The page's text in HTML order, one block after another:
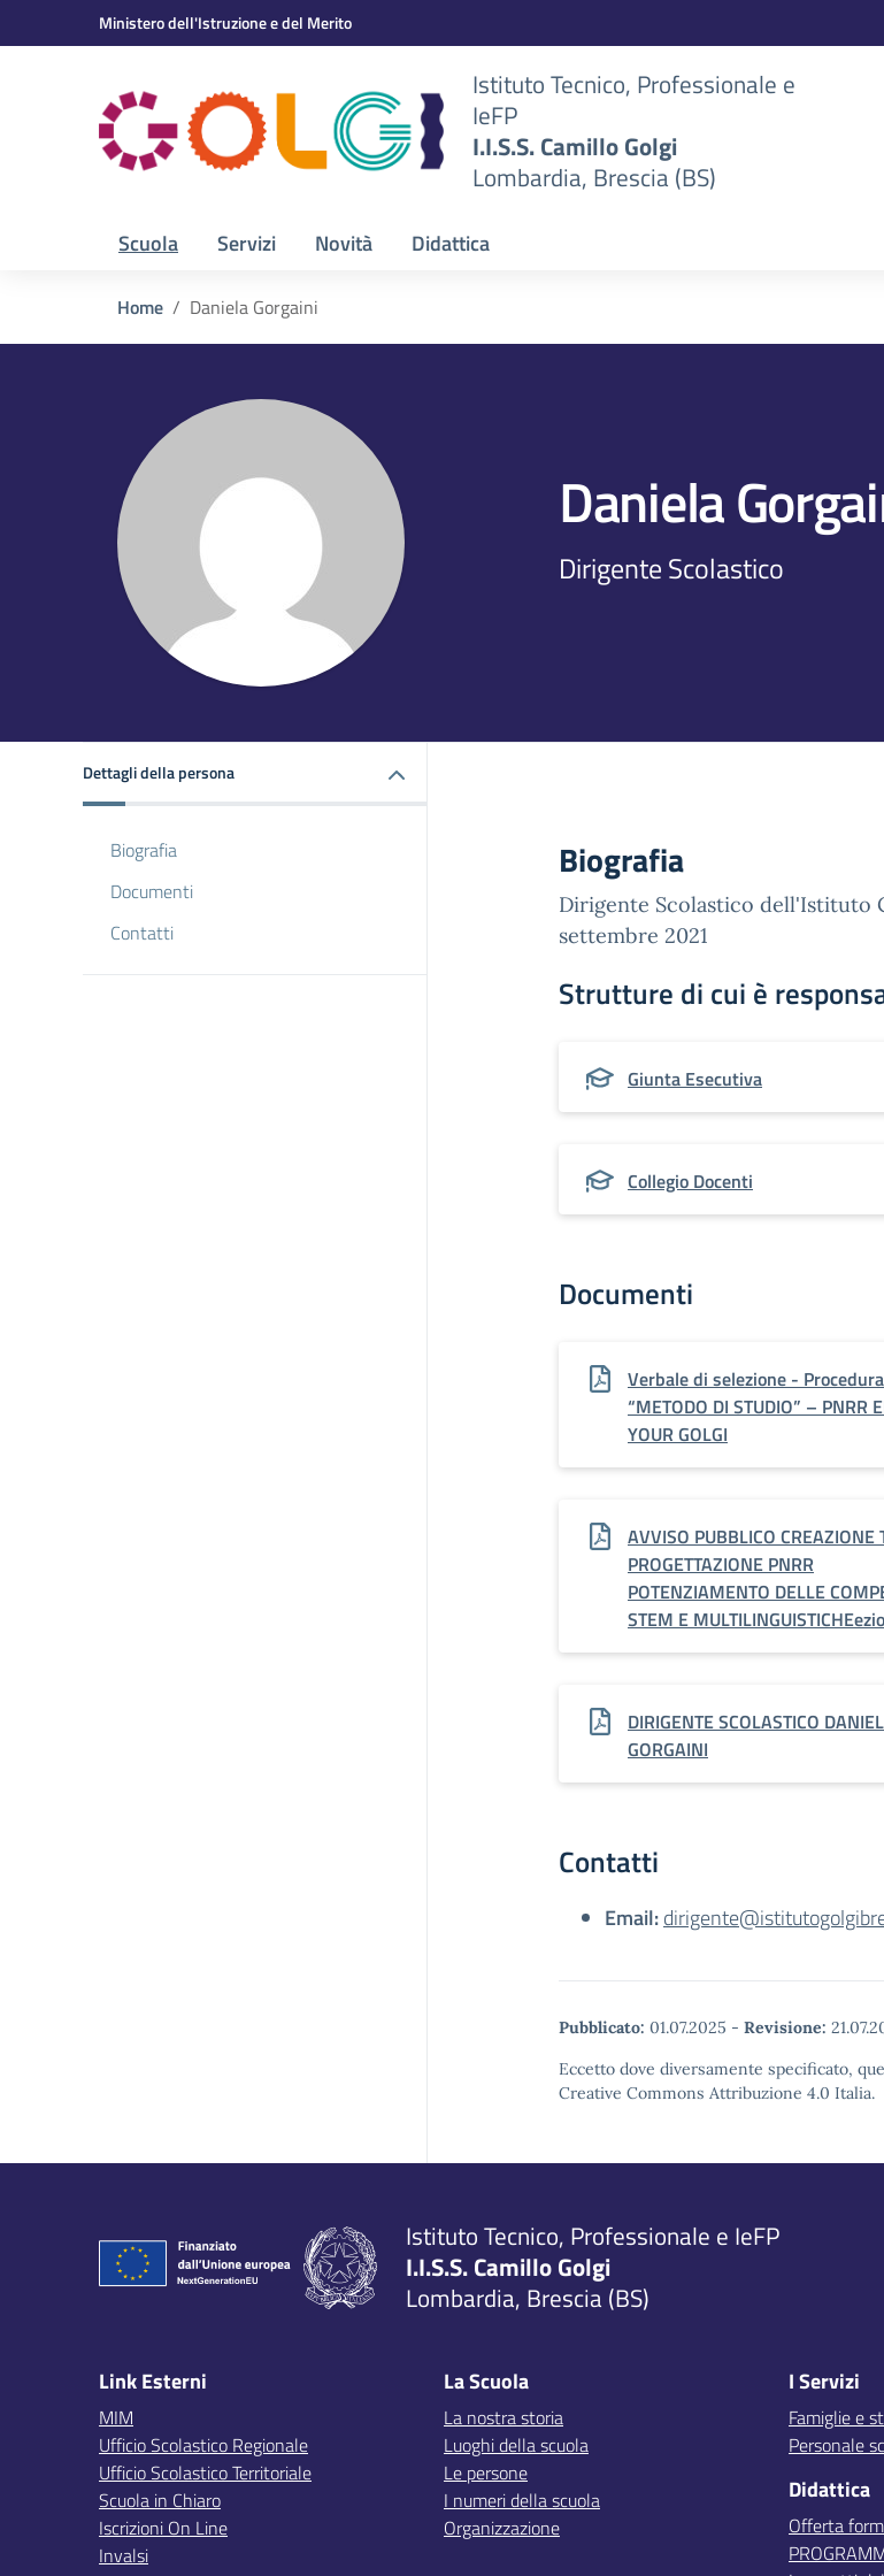
Vai ai contenuti
Vai al menu di navigazioneMinistero dell'Istruzione e del Merito
Istituto Tecnico, Professionale e
IeFP
I.I.S.S. Camillo Golgi
Lombardia, Brescia (BS)
Scuola Servizi Novità Didattica
Home Daniela Gorgaini
Daniela
Dirigente Scolastico
Dettagli della persona
Biografia
Documenti
Contatti
Biografia
Dirigente Scolastico dell'Istituto
settembre 2021
Strutture di cui è
Giunta Esecutiva
Collegio Docenti
Documenti
Verbale di selezione - Procedura
“METODO DI STUDIO” – PNRR
YOUR GOLGI
AVVISO PUBBLICO CREAZIONE
PROGETTAZIONE PNRR
POTENZIAMENTO DELLE
STEM E
DIRIGENTE SCOLASTICO
GORGAINI
Contatti
Email:
Pubblicato: 01.07.2025 - Revisione:
Eccetto dove diversamente specificato,
Creative Commons Attribuzione 4.0 Italia.
Istituto Tecnico, Professionale e IeFP
I.I.S.S. Camillo Golgi
Lombardia, Brescia (BS)
Link Esterni
MIM
Ufficio Scolastico Regionale
Ufficio Scolastico Territoriale
Scuola in Chiaro
Iscrizioni On Line
Invalsi
La Scuola
La nostra storia
Luoghi della scuola
Le persone
I numeri della scuola
Organizzazione
I Servizi
Famiglie e
Personale
Didattica
Offerta